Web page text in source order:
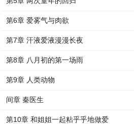
第6章 爱雾气与肉欲
第7章 汗液爱液漫漫长夜
第8章 八月初的第一场雨
第9章 人类动物
间章 秦医生
第10章 和姐姐一起粘乎乎地做爱